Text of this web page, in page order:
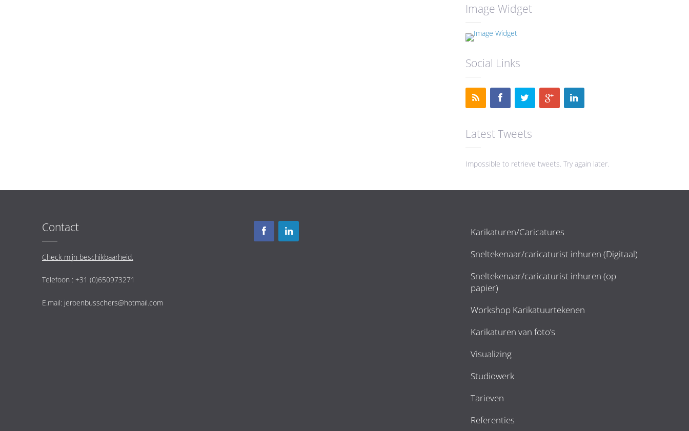
Image Widget
Social Links
Latest Tweets
Impossible to retrieve tweets. Try again later.
Contact
Check mijn beschikbaarheid.
Telefoon : +31 (0)650973271
E.mail: jeroenbusschers@hotmail.com
Karikaturen/Caricatures
Sneltekenaar/caricaturist inhuren (Digitaal)
Sneltekenaar/caricaturist inhuren (op
papier)
Workshop Karikatuurtekenen
Karikaturen van foto’s
Visualizing
Studiowerk
Tarieven
Referenties